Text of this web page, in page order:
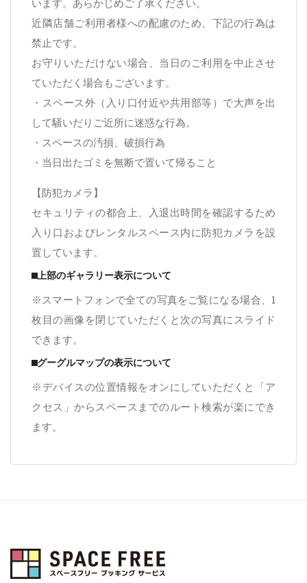
近隣店舗ご利用者様への配慮のため、下記の行為は
禁止です。
お守りいただけない場合、当日のご利用を中止させ
ていただく場合もございます。
・スペース外（入り口付近や共用部等）で大声を出
して騒いだりご近所に迷惑な行為。
・スペースの汚損、破損行為
・当日出たゴミを無断で置いて帰ること
【防犯カメラ】
セキュリティの都合上、入退出時間を確認するため
入り口およびレンタルスペース内に防犯カメラを設
置しています。
⬛︎上部のギャラリー表示について
※スマートフォンで全ての写真をご覧になる場合、1
枚目の画像を閉じていただくと次の写真にスライド
できます。
⬛︎グーグルマップの表示について
※デバイスの位置情報をオンにしていただくと「ア
クセス」からスペースまでのルート検索が楽にでき
ます。